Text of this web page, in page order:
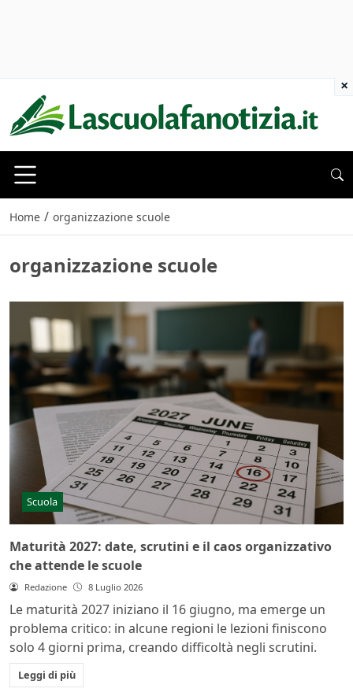
Home / organizzazione scuole
organizzazione scuole
Scuola
Maturità 2027: date, scrutini e il caos organizzativo
che attende le scuole
Redazione 8 Luglio 2026
Le maturità 2027 iniziano il 16 giugno, ma emerge un
problema critico: in alcune regioni le lezioni finiscono
solo 4 giorni prima, creando difficoltà negli scrutini.
Leggi di più
×